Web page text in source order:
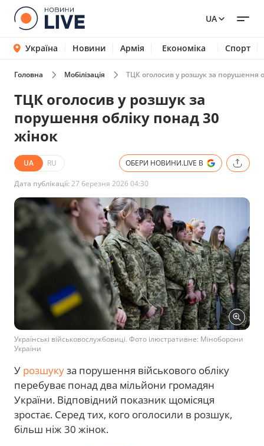
UA
Україна Новини Армія Економіка Спорт
Головна Мобілізація ТЦК оголосив у розшук за порушення
ТЦК оголосив у розшук за
порушення обліку понад 30
жінок
UA RU ОБЕРИ НОВИНИ.LIVE В
Дата публікації:27 березня 2026 04:30
Українські військовослужбовиці. Фото ілюстративне: Міноборони
України
У розшукуза порушення військового обліку
перебуває понад два мільйони громадян
України. Відповідний показник щомісяця
зростає. Серед тих, кого оголосили в розшук,
більш ніж 30 жінок.